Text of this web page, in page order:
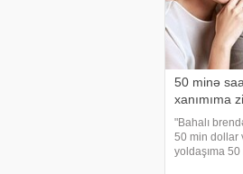
50 minə
xanımıma
"Bahalı
50 min dollar
yoldaşıma